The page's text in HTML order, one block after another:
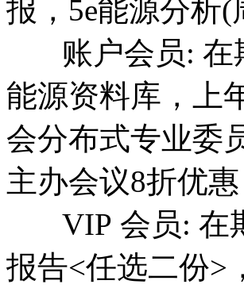
报，5e能源分析
账户会员: 在
能源资料库，上
会分布式专业委
主办会议8折优惠
VIP 会员: 在
报告<任选二份>